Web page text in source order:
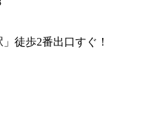
徒歩2番出口すぐ！